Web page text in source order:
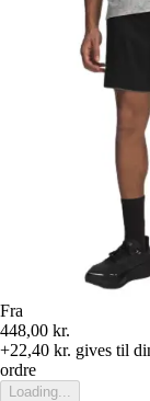
Fra
448,00 kr.
+22,40 kr. gives til
ordre
Loading...